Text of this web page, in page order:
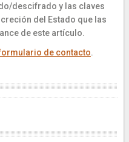
descifrado y las claves
del Estado que las
de este artículo.
de contacto.